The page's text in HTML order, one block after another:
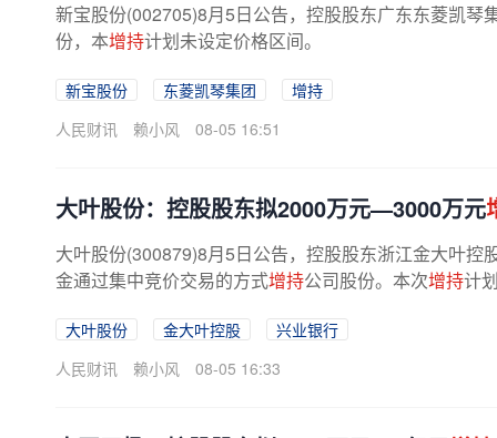
新宝股份(002705)8月5日公告，控股股东广东东菱凯
份，本增持计划未设定价格区间。
新宝股份 东菱凯琴集团
增持
人民财讯
赖小风 08-05 16:51
大叶股份：控股股东拟2000万元—3000万元
大叶股份(300879)8月5日公告，控股股东浙江金大叶控
金通过集中竞价交易的方式增持公司股份。本次增持计
大叶股份 金大叶控股
兴业银行
人民财讯
赖小风 08-05 16:33